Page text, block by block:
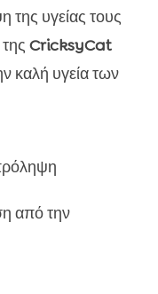
της υγείας τους
CricksyCat
καλή υγεία των
από την